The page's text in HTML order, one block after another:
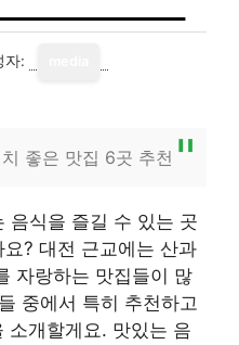
자:
좋은 맛집 6곳 추천
음식을 즐길 수 있는 곳
? 대전 근교에는 산과
자랑하는 맛집들이 많
중에서 특히 추천하고
소개할게요. 맛있는 음